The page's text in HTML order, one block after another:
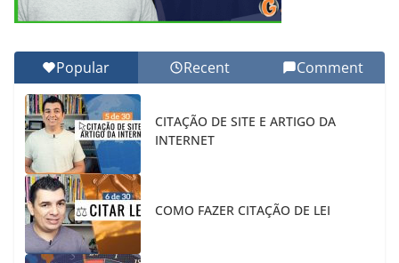
Popular Recent Comment
CITAÇÃO DE SITE E ARTIGO DA
INTERNET
COMO FAZER CITAÇÃO DE LEI